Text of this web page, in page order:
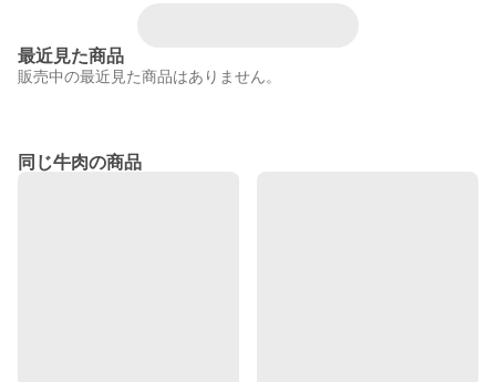
最近見た商品
販売中の最近見た商品はありません。
同じ牛肉の商品